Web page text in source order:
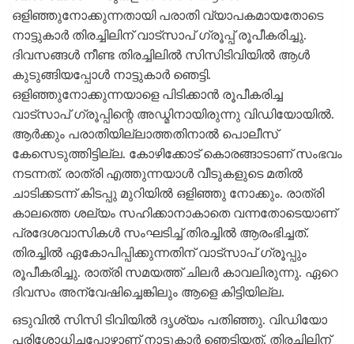
ഒളിഞ്ഞുനോക്കുന്നതായി പരാതി വ്യാപകമായതോടെ
നാട്ടുകാർ തിരച്ചിലിന് വാട്‌സാപ് ഗ്രൂപ്പ് രൂപീകരിച്ചു.
ദിവസങ്ങൾ നീണ്ട തിരച്ചിലിൽ സിസിടിവിയിൽ ആൾ
കുടുങ്ങിയപ്പോൾ നാട്ടുകാർ ഞെട്ടി.
ഒളിഞ്ഞുനോക്കുന്നയാളെ പിടിക്കാൻ രൂപീകരിച്ച
വാട്‌സാപ് ഗ്രൂപ്പിന്റെ അഡ്മിനായിരുന്നു വിഡിയോയിൽ.
ആർക്കും പരാതിയില്ലാത്തതിനാൽ പൊലീസ്
കേസെടുത്തിട്ടില്ല. കോഴിക്കോട് കൊരങ്ങാടാണ് സംഭവം
നടന്നത്. രാത്രി എത്തുന്നയാൾ വീടുകളുടെ മതിൽ
ചാടിക്കടന്ന് കിടപ്പു മുറിയിൽ ഒളിഞ്ഞു നോക്കും. രാത്രി
കാലത്തെ ശല്യം സഹിക്കാനാകാതെ വന്നതോടെയാണ്
പ്രദേശവാസികൾ സംഘടിച്ച് തിരച്ചിൽ ആരംഭിച്ചത്.
തിരച്ചിൽ ഏകോപിപ്പിക്കുന്നതിന് വാട്‌സാപ് ഗ്രൂപ്പും
രൂപീകരിച്ചു. രാത്രി സമയത്ത് ചിലർ കാവലിരുന്നു. ഏറെ
ദിവസം അന്വേഷിച്ചെങ്കിലും ആളെ കിട്ടിയില്ല.
ഒടുവിൽ സിസി ടിവിയിൽ ദൃശ്യം പതിഞ്ഞു. വിഡിയോ
പരിശോധിച്ചപ്പോഴാണ് നാട്ടുകാർ ഞെട്ടിയത്. തിരച്ചിലിന്